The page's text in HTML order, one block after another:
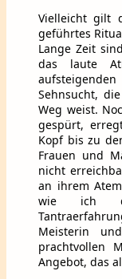
Vielleicht gilt
geführtes
Lange Zeit
das laute
Sehnsucht,
Weg weist.
gespürt,
Kopf bis zu
Frauen und
nicht
an ihrem
wie ich
Meisterin
prachtvollen
Angebot, das